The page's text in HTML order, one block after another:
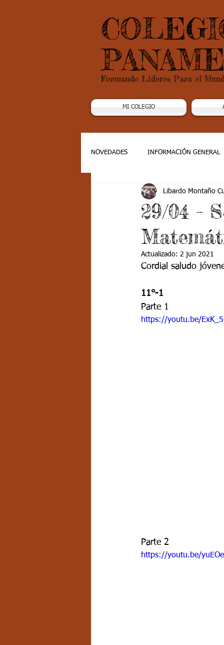
Formando Lideres Para el
MI COLEGIO
NOVEDADES INFORMACIÓN GENERAL
Grado 2 Grado 3
Grado 8
29/04 -
Libardo Montaño
Actualizado: 2 jun 2021
Cordial saludo
11°-1
Parte 1
https://youtu.be/
Parte 2
https://youtu.be/